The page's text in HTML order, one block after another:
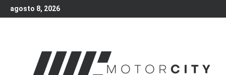
Skip
to
agosto 8, 2026